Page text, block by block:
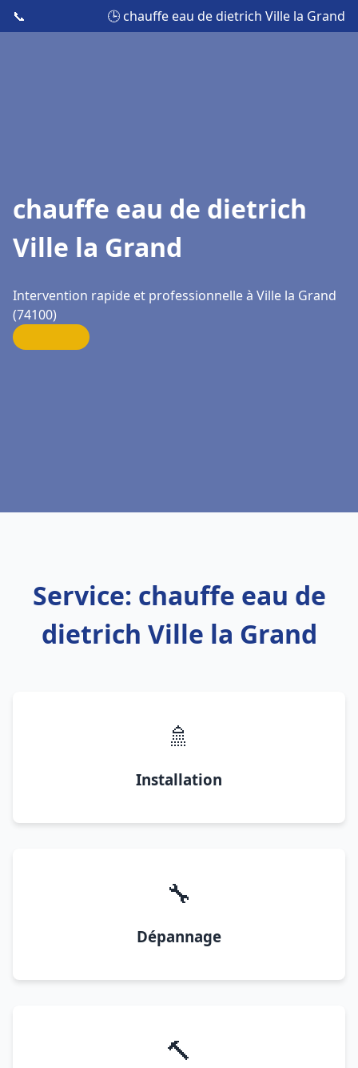
📞 🕒 chauffe eau de dietrich Ville la Grand
chauffe eau de dietrich
Ville la Grand
Intervention rapide et professionnelle à Ville la Grand
(74100)
Service: chauffe eau de
dietrich Ville la Grand
🚿
Installation
🔧
Dépannage
🔨